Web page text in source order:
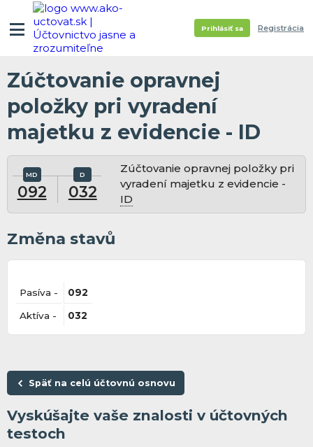
Prihlásiť sa Registrácia
Zúčtovanie opravnej
položky pri vyradení
majetku z evidencie - ID
092 032
Zúčtovanie opravnej položky pri
vyradení majetku z evidencie -
ID
Změna stavů
Pasíva - 092
Aktíva - 032
Späť na celú účtovnú osnovu
Vyskúšajte vaše znalosti v účtovných
testoch